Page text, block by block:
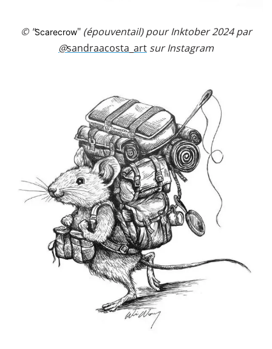
© "Scarecrow"(épouventail) pour Inktober 2024 par
@sandraacosta_art sur Instagram